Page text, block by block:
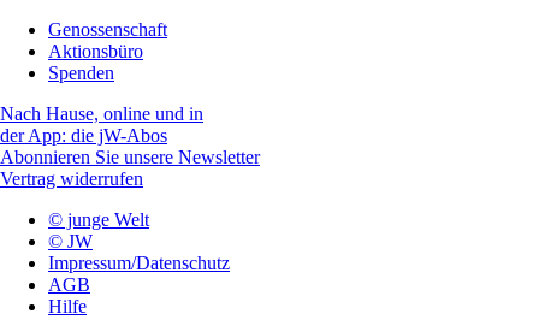
Genossenschaft
Aktionsbüro
Spenden
Nach Hause, online und in
der App: die jW-Abos
Abonnieren Sie unsere Newsletter
Vertrag widerrufen
© junge Welt
© JW
Impressum/Datenschutz
AGB
Hilfe